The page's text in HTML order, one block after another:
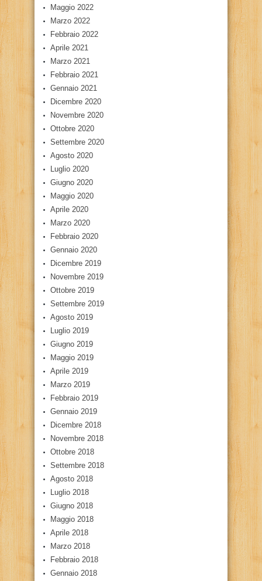
Maggio 2022
Marzo 2022
Febbraio 2022
Aprile 2021
Marzo 2021
Febbraio 2021
Gennaio 2021
Dicembre 2020
Novembre 2020
Ottobre 2020
Settembre 2020
Agosto 2020
Luglio 2020
Giugno 2020
Maggio 2020
Aprile 2020
Marzo 2020
Febbraio 2020
Gennaio 2020
Dicembre 2019
Novembre 2019
Ottobre 2019
Settembre 2019
Agosto 2019
Luglio 2019
Giugno 2019
Maggio 2019
Aprile 2019
Marzo 2019
Febbraio 2019
Gennaio 2019
Dicembre 2018
Novembre 2018
Ottobre 2018
Settembre 2018
Agosto 2018
Luglio 2018
Giugno 2018
Maggio 2018
Aprile 2018
Marzo 2018
Febbraio 2018
Gennaio 2018